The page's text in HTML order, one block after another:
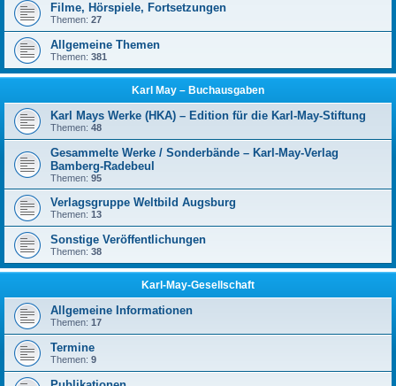
Filme, Hörspiele, Fortsetzungen
Themen: 27
Allgemeine Themen
Themen: 381
Karl May – Buchausgaben
Karl Mays Werke (HKA) – Edition für die Karl-May-Stiftung
Themen: 48
Gesammelte Werke / Sonderbände – Karl-May-Verlag
Bamberg-Radebeul
Themen: 95
Verlagsgruppe Weltbild Augsburg
Themen: 13
Sonstige Veröffentlichungen
Themen: 38
Karl-May-Gesellschaft
Allgemeine Informationen
Themen: 17
Termine
Themen: 9